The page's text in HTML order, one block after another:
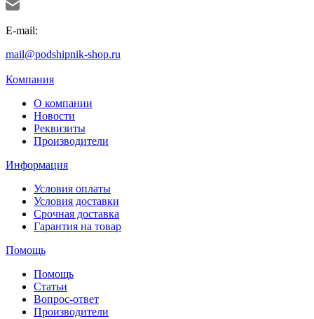
E-mail:
mail@podshipnik-shop.ru
Компания
О компании
Новости
Реквизиты
Производители
Информация
Условия оплаты
Условия доставки
Срочная доставка
Гарантия на товар
Помощь
Помощь
Статьи
Вопрос-ответ
Производители